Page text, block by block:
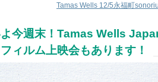
Tamas Wells 12/5永福町
今週末！Tamas Wells
ィルム上映会もあります！